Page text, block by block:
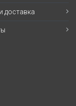
доставка